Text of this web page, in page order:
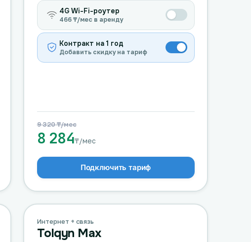
4G Wi-Fi-роутер
466 ₸/мес в аренду
Контракт на 1 год
Добавить скидку на тариф
9 320 ₸/мес
8 284₸/мес
Подключить тариф
Интернет + связь
Tolqyn Max